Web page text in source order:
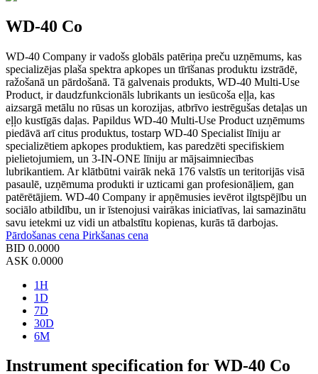
WD-40 Co
WD-40 Company ir vadošs globāls patēriņa preču uzņēmums, kas
specializējas plaša spektra apkopes un tīrīšanas produktu izstrādē,
ražošanā un pārdošanā. Tā galvenais produkts, WD-40 Multi-Use
Product, ir daudzfunkcionāls lubrikants un iesūcoša eļļa, kas
aizsargā metālu no rūsas un korozijas, atbrīvo iestrēgušas detaļas un
eļļo kustīgās daļas. Papildus WD-40 Multi-Use Product uzņēmums
piedāvā arī citus produktus, tostarp WD-40 Specialist līniju ar
specializētiem apkopes produktiem, kas paredzēti specifiskiem
pielietojumiem, un 3-IN-ONE līniju ar mājsaimniecības
lubrikantiem. Ar klātbūtni vairāk nekā 176 valstīs un teritorijās visā
pasaulē, uzņēmuma produkti ir uzticami gan profesionāļiem, gan
patērētājiem. WD-40 Company ir apņēmusies ievērot ilgtspējību un
sociālo atbildību, un ir īstenojusi vairākas iniciatīvas, lai samazinātu
savu ietekmi uz vidi un atbalstītu kopienas, kurās tā darbojas.
Pārdošanas cena Pirkšanas cena
BID 0.0000
ASK 0.0000
1H
1D
7D
30D
6M
Instrument specification for WD-40 Co